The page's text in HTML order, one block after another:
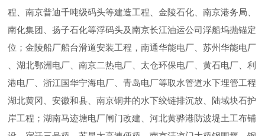
程、南京普迪千吨级码头等建造工程、金陵石化、南京港务局、
南化集团、扬子石化等浮码头及南京长江油运公司浮船坞抛锚定
位；金陵船厂船台滑道安装工程，南通华能电厂、苏州华能电厂
、湖北鄂洲电厂、南京二热电厂、太仓环保电厂、黄石电厂、利
港电厂、浙江国华宁海电厂、青岛电厂等取水管道水下埋管工程
湖北黄冈、安徽和县、南京铜井的水下绞链排沉放、陆域块石护
岸工程；湖南马迹塘电厂闸门改建、河北黄骅港防波堤土工布铺